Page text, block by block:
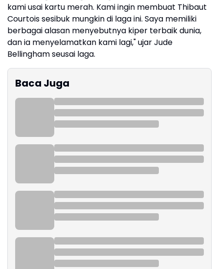
kami usai kartu merah. Kami ingin membuat Thibaut
Courtois sesibuk mungkin di laga ini. Saya memiliki
berbagai alasan menyebutnya kiper terbaik dunia,
dan ia menyelamatkan kami lagi," ujar Jude
Bellingham seusai laga.
Baca Juga